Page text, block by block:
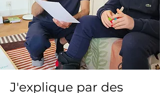
J'explique par des